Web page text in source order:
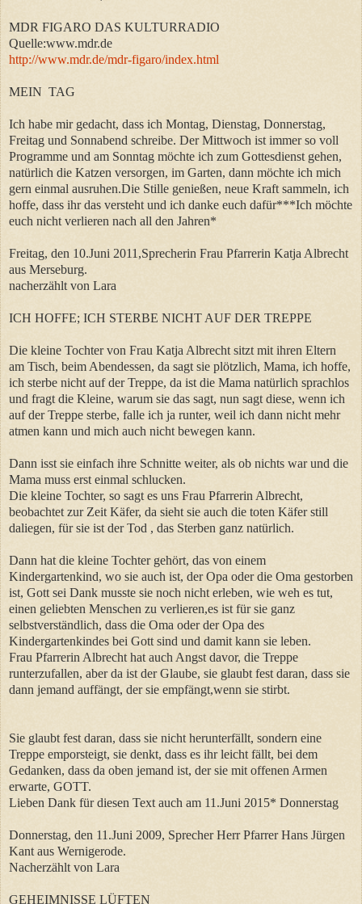
MDR FIGARO DAS KULTURRADIO
Quelle:www.mdr.de
http://www.mdr.de/mdr-figaro/index.html
MEIN TAG
Ich habe mir gedacht, dass ich Montag, Dienstag, Donnerstag,
Freitag und Sonnabend schreibe. Der Mittwoch ist immer so voll
Programme und am Sonntag möchte ich zum Gottesdienst gehen,
natürlich die Katzen versorgen, im Garten, dann möchte ich mich
gern einmal ausruhen.Die Stille genießen, neue Kraft sammeln, ich
hoffe, dass ihr das versteht und ich danke euch dafür***Ich möchte
euch nicht verlieren nach all den Jahren*
Freitag, den 10.Juni 2011,Sprecherin Frau Pfarrerin Katja Albrecht
aus Merseburg.
nacherzählt von Lara
ICH HOFFE; ICH STERBE NICHT AUF DER TREPPE
Die kleine Tochter von Frau Katja Albrecht sitzt mit ihren Eltern
am Tisch, beim Abendessen, da sagt sie plötzlich, Mama, ich hoffe,
ich sterbe nicht auf der Treppe, da ist die Mama natürlich sprachlos
und fragt die Kleine, warum sie das sagt, nun sagt diese, wenn ich
auf der Treppe sterbe, falle ich ja runter, weil ich dann nicht mehr
atmen kann und mich auch nicht bewegen kann.
Dann isst sie einfach ihre Schnitte weiter, als ob nichts war und die
Mama muss erst einmal schlucken.
Die kleine Tochter, so sagt es uns Frau Pfarrerin Albrecht,
beobachtet zur Zeit Käfer, da sieht sie auch die toten Käfer still
daliegen, für sie ist der Tod , das Sterben ganz natürlich.
Dann hat die kleine Tochter gehört, das von einem
Kindergartenkind, wo sie auch ist, der Opa oder die Oma gestorben
ist, Gott sei Dank musste sie noch nicht erleben, wie weh es tut,
einen geliebten Menschen zu verlieren,es ist für sie ganz
selbstverständlich, dass die Oma oder der Opa des
Kindergartenkindes bei Gott sind und damit kann sie leben.
Frau Pfarrerin Albrecht hat auch Angst davor, die Treppe
runterzufallen, aber da ist der Glaube, sie glaubt fest daran, dass sie
dann jemand auffängt, der sie empfängt,wenn sie stirbt.
Sie glaubt fest daran, dass sie nicht herunterfällt, sondern eine
Treppe emporsteigt, sie denkt, dass es ihr leicht fällt, bei dem
Gedanken, dass da oben jemand ist, der sie mit offenen Armen
erwarte, GOTT.
Lieben Dank für diesen Text auch am 11.Juni 2015* Donnerstag
Donnerstag, den 11.Juni 2009, Sprecher Herr Pfarrer Hans Jürgen
Kant aus Wernigerode.
Nacherzählt von Lara
GEHEIMNISSE LÜFTEN